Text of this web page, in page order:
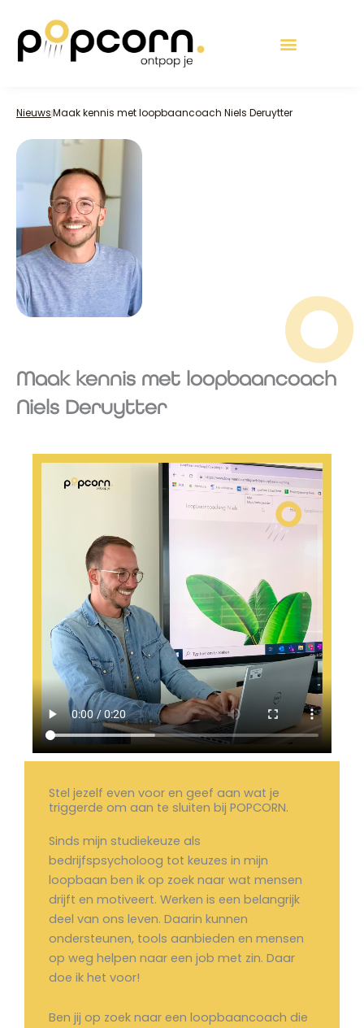
inhoud
naar
NieuwsMaak kennis met loopbaancoach Niels Deruytter
Maak kennis met loopbaancoach
Niels Deruytter
Stel jezelf even voor en geef aan wat je
triggerde om aan te sluiten bij POPCORN.
Sinds mijn studiekeuze als
bedrijfspsycholoog tot keuzes in mijn
loopbaan ben ik op zoek naar wat mensen
drijft en motiveert. Werken is een belangrijk
deel van ons leven. Daarin kunnen
ondersteunen, tools aanbieden en mensen
op weg helpen naar een job met zin. Daar
doe ik het voor!
Ben jij op zoek naar een loopbaancoach die